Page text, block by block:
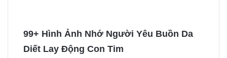
99+ Hình Ảnh Nhớ Người Yêu Buồn Da
Diết Lay Động Con Tim